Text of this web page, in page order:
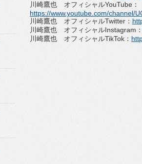
川崎鷹也 オフィシャルYouTube ：
https://www.youtube.com/channel/
川崎鷹也 オフィシャルTwitter ：
川崎鷹也 オフィシャルInstagram ：
川崎鷹也 オフィシャルTikTok ：